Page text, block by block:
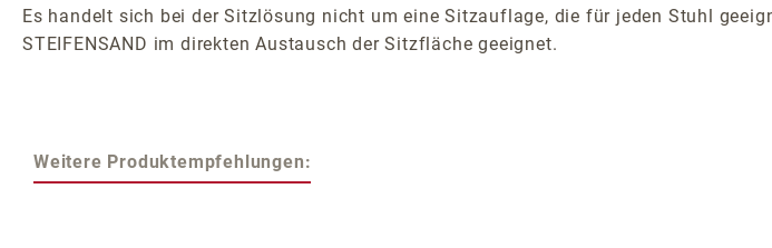
Es handelt sich bei der Sitzlösung nicht um eine Sitzauflage, die für jeden Stuhl
STEIFENSAND im direkten Austausch der Sitzfläche geeignet.
Weitere Produktempfehlungen: